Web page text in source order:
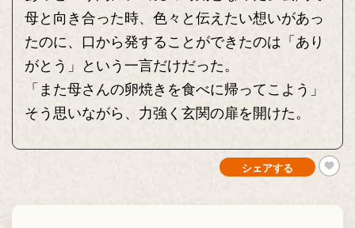
母と向き合った時、色々と伝えたい想いがあっ
たのに、口から発することができたのは「あり
がとう」という一言だけだった。
「また母さんの卵焼きを食べに帰ってこよう」
そう思いながら、力強く玄関の扉を開けた。
シェアする